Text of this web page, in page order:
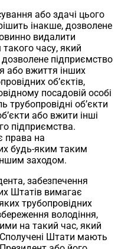
або здачі цього
інакше, дозволене
видалити
такого часу, який
підприємство
або вжиття інших
об’єктів,
посадовій особі
трубопровідні об’єкти
або вжити інші
підприємства.
права на
будь-яким таким
заходом.
забезпечення
Штатів вимагає
трубопровідних
володіння,
на такий час, який
Штати мають